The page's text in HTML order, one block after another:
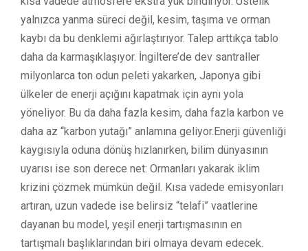
yalnızca yanma süreci değil, kesim, taşıma ve orman
kaybı da bu denklemi ağırlaştırıyor. Talep arttıkça tablo
daha da karmaşıklaşıyor. İngiltere’de dev santraller
milyonlarca ton odun peleti yakarken, Japonya gibi
ülkeler de enerji açığını kapatmak için aynı yola
yöneliyor. Bu da daha fazla kesim, daha fazla karbon ve
daha az “karbon yutağı” anlamına geliyor.Enerji güvenliği
kaygısıyla oduna dönüş hızlanırken, bilim dünyasının
uyarısı ise son derece net: Ormanları yakarak iklim
krizini çözmek mümkün değil. Kısa vadede emisyonları
artıran, uzun vadede ise belirsiz “telafi” vaatlerine
dayanan bu model, yeşil enerji tartışmasının en
tartışmalı başlıklarından biri olmaya devam edecek.